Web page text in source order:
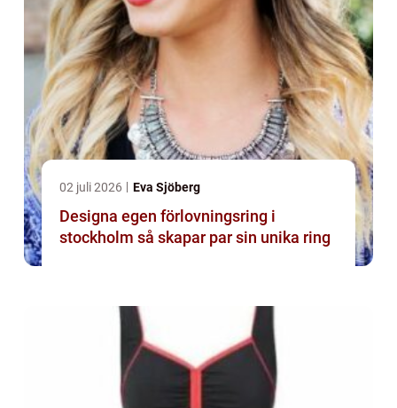
02 juli 2026 Eva Sjöberg
Designa egen förlovningsring i
stockholm så skapar par sin unika ring